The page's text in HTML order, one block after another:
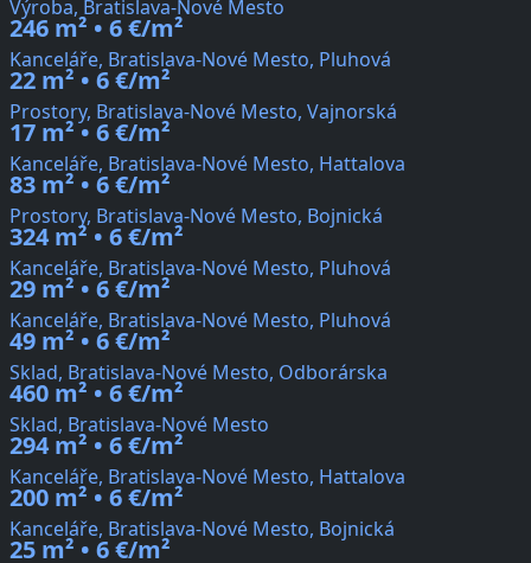
Výroba, Bratislava-Nové Mesto
246 m² • 6 €/m²
Kanceláře, Bratislava-Nové Mesto, Pluhová
22 m² • 6 €/m²
Prostory, Bratislava-Nové Mesto, Vajnorská
17 m² • 6 €/m²
Kanceláře, Bratislava-Nové Mesto, Hattalova
83 m² • 6 €/m²
Prostory, Bratislava-Nové Mesto, Bojnická
324 m² • 6 €/m²
Kanceláře, Bratislava-Nové Mesto, Pluhová
29 m² • 6 €/m²
Kanceláře, Bratislava-Nové Mesto, Pluhová
49 m² • 6 €/m²
Sklad, Bratislava-Nové Mesto, Odborárska
460 m² • 6 €/m²
Sklad, Bratislava-Nové Mesto
294 m² • 6 €/m²
Kanceláře, Bratislava-Nové Mesto, Hattalova
200 m² • 6 €/m²
Kanceláře, Bratislava-Nové Mesto, Bojnická
25 m² • 6 €/m²